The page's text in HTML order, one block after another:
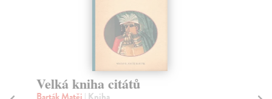
Velká kniha citátů